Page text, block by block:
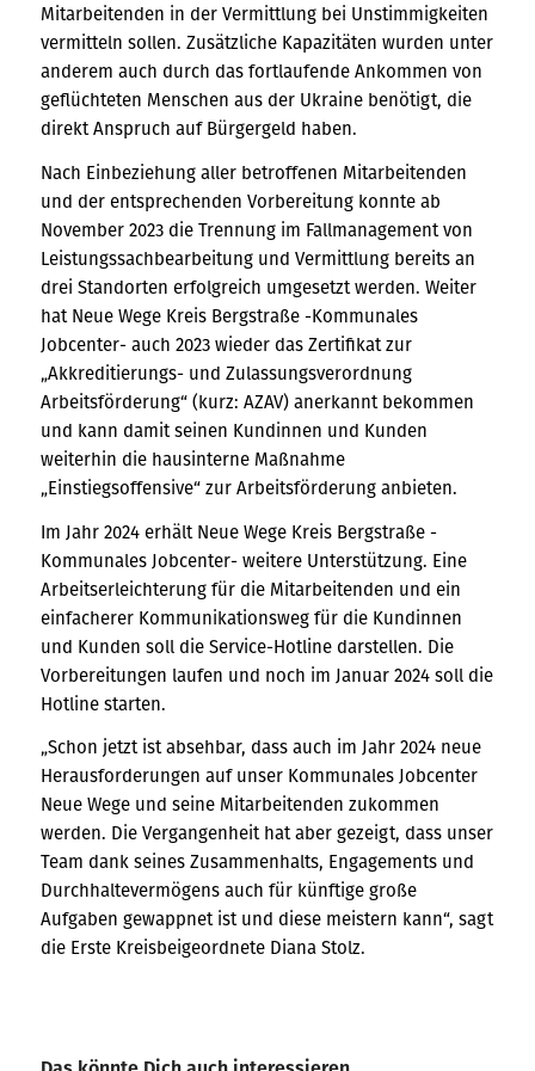
Mitarbeitenden in der Vermittlung bei Unstimmigkeiten
vermitteln sollen. Zusätzliche Kapazitäten wurden unter
anderem auch durch das fortlaufende Ankommen von
geflüchteten Menschen aus der Ukraine benötigt, die
direkt Anspruch auf Bürgergeld haben.
Nach Einbeziehung aller betroffenen Mitarbeitenden
und der entsprechenden Vorbereitung konnte ab
November 2023 die Trennung im Fallmanagement von
Leistungssachbearbeitung und Vermittlung bereits an
drei Standorten erfolgreich umgesetzt werden. Weiter
hat Neue Wege Kreis Bergstraße -Kommunales
Jobcenter- auch 2023 wieder das Zertifikat zur
„Akkreditierungs- und Zulassungsverordnung
Arbeitsförderung“ (kurz: AZAV) anerkannt bekommen
und kann damit seinen Kundinnen und Kunden
weiterhin die hausinterne Maßnahme
„Einstiegsoffensive“ zur Arbeitsförderung anbieten.
Im Jahr 2024 erhält Neue Wege Kreis Bergstraße -
Kommunales Jobcenter- weitere Unterstützung. Eine
Arbeitserleichterung für die Mitarbeitenden und ein
einfacherer Kommunikationsweg für die Kundinnen
und Kunden soll die Service-Hotline darstellen. Die
Vorbereitungen laufen und noch im Januar 2024 soll die
Hotline starten.
„Schon jetzt ist absehbar, dass auch im Jahr 2024 neue
Herausforderungen auf unser Kommunales Jobcenter
Neue Wege und seine Mitarbeitenden zukommen
werden. Die Vergangenheit hat aber gezeigt, dass unser
Team dank seines Zusammenhalts, Engagements und
Durchhaltevermögens auch für künftige große
Aufgaben gewappnet ist und diese meistern kann“, sagt
die Erste Kreisbeigeordnete Diana Stolz.